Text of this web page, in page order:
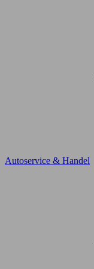
Autoservice & Handel